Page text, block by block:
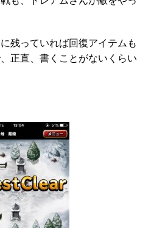
残っていれば回復アイテムも
正直、書くことがないくらい